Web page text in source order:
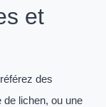
et
des
de lichen, ou une